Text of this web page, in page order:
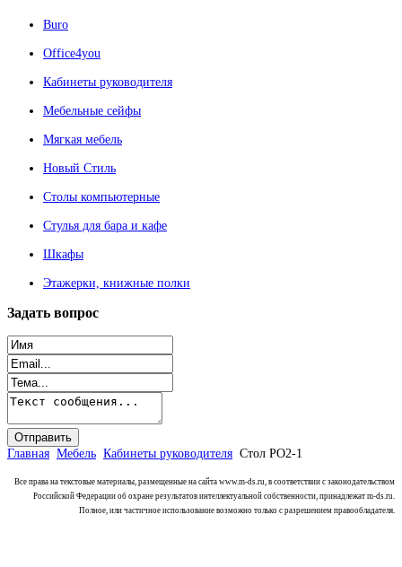
Buro
Office4you
Кабинеты руководителя
Мебельные сейфы
Мягкая мебель
Новый Стиль
Столы компьютерные
Стулья для бара и кафе
Шкафы
Этажерки, книжные полки
Задать вопрос
Главная Мебель Кабинеты руководителя Стол РО2-1
Все права на текстовые материалы, размещенные на сайта www.m-ds.ru, в соответствии с законодательством
Российской Федерации об охране результатов интеллектуальной собственности, принадлежат m-ds.ru.
Полное, или частичное использование возможно только с разрешением правообладателя.